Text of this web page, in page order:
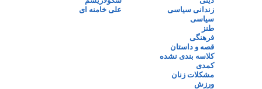
زندانی سیاسی
سیاسی
طنز
فرهنگی
قصه و داستان
کلاسه بندی نشده
کمدی
مشکلات زنان
ورزش
علی خامنه ای